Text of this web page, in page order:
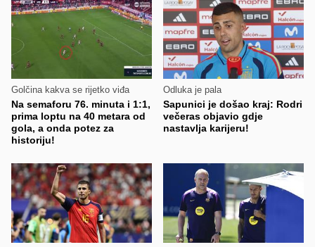
Golčina kakva se rijetko viđa
Na semaforu 76. minuta i 1:1,
prima loptu na 40 metara od
gola, a onda potez za
historiju!
Odluka je pala
Sapunici je došao kraj: Rodri
večeras objavio gdje
nastavlja karijeru!